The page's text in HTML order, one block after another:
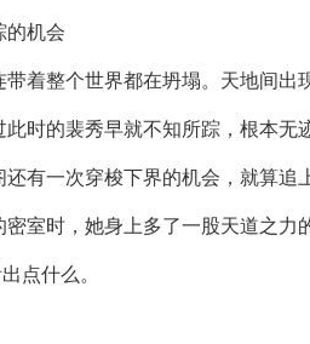
的机会
着整个世界都在坍塌。天地间出
时的裴秀早就不知所踪，根本无
有一次穿梭下界的机会，就算追
室时，她身上多了一股天道之力
点什么。